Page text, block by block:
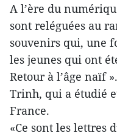
A l’ère du
sont reléguées au
souvenirs qui, une
les jeunes qui ont
Retour à l’âge naïf
Trinh, qui a étudié
France.
«Ce sont les lettres